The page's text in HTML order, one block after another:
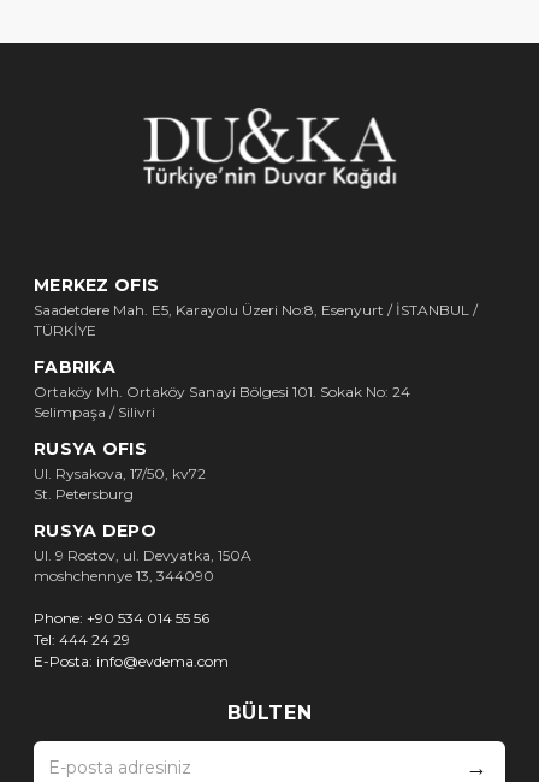
MERKEZ OFIS
Saadetdere Mah. E5, Karayolu Üzeri No:8, Esenyurt / İSTANBUL /
TÜRKİYE
FABRIKA
Ortaköy Mh. Ortaköy Sanayi Bölgesi 101. Sokak No: 24
Selimpaşa / Silivri
RUSYA OFIS
Ul. Rysakova, 17/50, kv72
St. Petersburg
RUSYA DEPO
Ul. 9 Rostov, ul. Devyatka, 150A
moshchennye 13, 344090
Phone: +90 534 014 55 56
Tel: 444 24 29
E-Posta: info@evdema.com
BÜLTEN
→